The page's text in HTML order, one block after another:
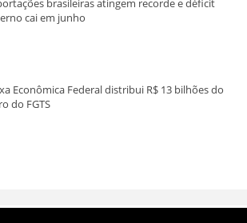
brasileiras atingem recorde e déficit
cai em junho
Econômica Federal distribui R$ 13 bilhões do
do FGTS